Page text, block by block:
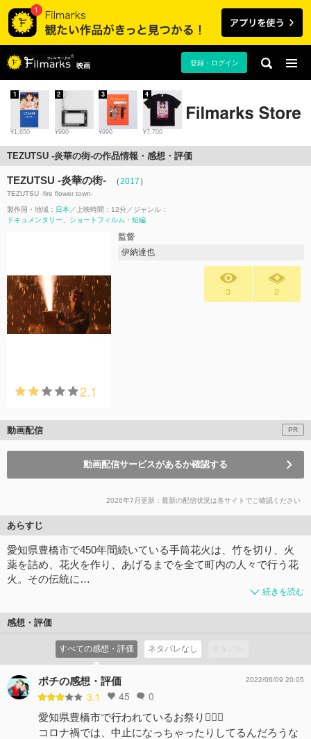
映画 登録・ログイン
¥1,650
1
¥990
2
¥990
3
¥7,700
4
TEZUTSU -炎華の街-の作品情報・感想・評価
TEZUTSU -炎華の街- （2017 ）
TEZUTSU -fire flower town-
製作国・地域： 日本 上映時間：12分
ジャンル：
ドキュメンタリー
ショートフィルム・短編
2.1
監督
伊納達也
3 2
動画配信 PR
動画配信サービスがあるか確認する
2026年7月更新：最新の配信状況は各サイトでご確認ください
あらすじ
愛知県豊橋市で450年間続いている手筒花火は、竹を切り、火
薬を詰め、花火を作り、あげるまでを全て町内の人々で行う花
火。その伝統に…
続きを読む
感想・評価
すべての感想・評価 ネタバレなし
ポチの感想・評価
3.1 45 0
2022/06/09 20:05
愛知県豊橋市で行われているお祭り👍🏻✨
コロナ禍では、中止になっちゃったりしてるんだろうな